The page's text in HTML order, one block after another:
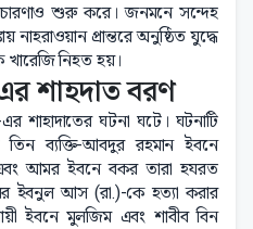
শুরু করে। জনমনে সন্দেহ
নাহরাওয়ান প্রান্তরে অনুষ্ঠিত যুদ্ধে
খারেজি নিহত হয়।
শাহদাত বরণ
শাহাদাতের ঘটনা ঘটে। ঘটনাটি
তিন ব্যক্তি-আবদুর রহমান ইবনে
আমর ইবনে বকর তারা হযরত
ইবনুল আস (রা.)-কে হত্যা করার
ইবনে মুলজিম এবং শাবীব বিন